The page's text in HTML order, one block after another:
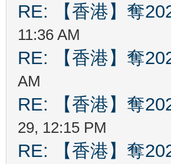
RE: 【香港】奪
11:36 AM
RE: 【香港】奪
AM
RE: 【香港】奪
29, 12:15 PM
RE: 【香港】奪